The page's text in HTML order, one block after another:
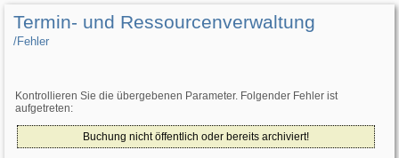
Termin- und Ressourcenverwaltung
/­Fehler
Kontrollieren Sie die übergebenen Parameter. Folgender Fehler ist
aufgetreten:
Buchung nicht öffentlich oder bereits archiviert!